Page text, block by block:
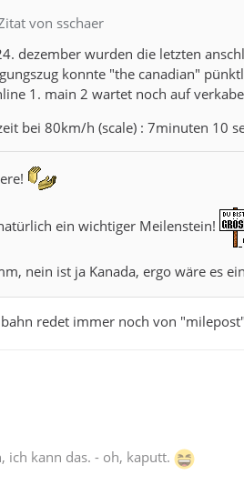
von sschaer
dezember wurden die letzten
konnte "the canadian"
1. main 2 wartet noch auf
bei 80km/h (scale) : 7minuten 10
ein wichtiger Meilenstein!
nein ist ja Kanada, ergo wäre es
redet immer noch von
ich kann das. - oh, kaputt.